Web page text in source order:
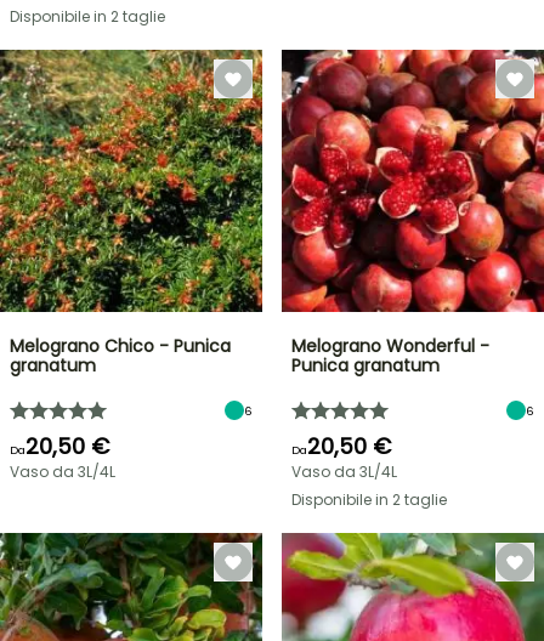
Disponibile in 2 taglie
Melograno Chico - Punica
granatum
6
Da20,50 €
Vaso da 3L/4L
Melograno Wonderful -
Punica granatum
6
Da20,50 €
Vaso da 3L/4L
Disponibile in 2 taglie